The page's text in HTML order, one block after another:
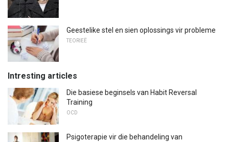
Geestelike stel en sien oplossings vir probleme
TEORIEË
Intresting articles
Die basiese beginsels van Habit Reversal
Training
OCD
Psigoterapie vir die behandeling van